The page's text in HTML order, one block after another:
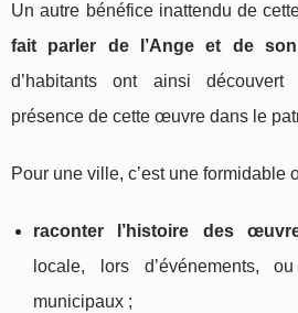
Un autre bénéfice inattendu de
fait parler de l’Ange et de
d’habitants ont ainsi
présence de cette œuvre dans le
Pour une ville, c’est une formidable
raconter l’histoire des
locale, lors d’événements,
municipaux ;